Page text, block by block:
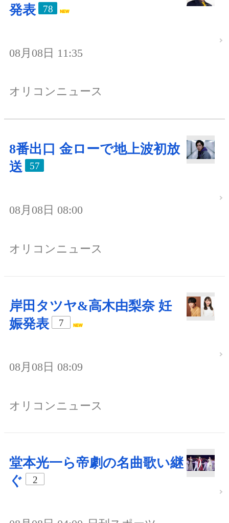
発表
78
08月08日 11:35
オリコンニュース
8番出口 金ローで地上波初放
送
57
08月08日 08:00
オリコンニュース
岸田タツヤ&高木由梨奈 妊
娠発表
7
08月08日 08:09
オリコンニュース
堂本光一ら帝劇の名曲歌い継
ぐ
2